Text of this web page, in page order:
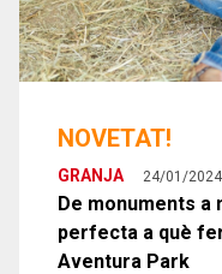
NOVETAT!
GRANJA 24/01/2024
De monuments a
perfecta a què
Aventura Park